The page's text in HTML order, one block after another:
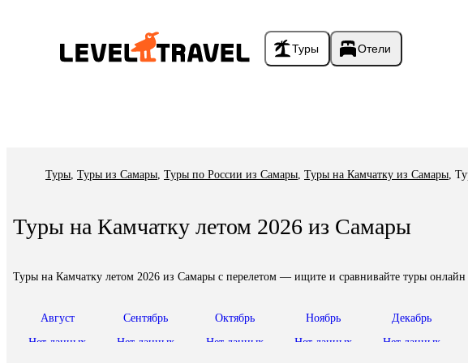
Туры Отели
Туры Туры из Самары Туры по России из Самары Туры на Камчатку из Самары
Туры на Камчатку летом 2026 из Самары
Туры на Камчатку летом 2026 из Самары с перелетом — ищите и сравнивайте туры онлайн
Август
Нет данных
Сентябрь
Нет данных
Октябрь
Нет данных
Ноябрь
Нет данных
Декабрь
Нет данных